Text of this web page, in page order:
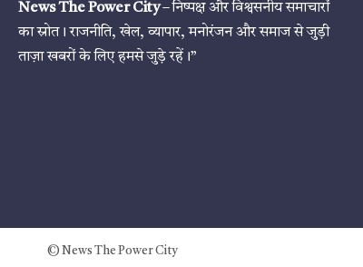
News The Power City– निष्पक्ष और विश्वसनीय समाचारों
का स्रोत। राजनीति, खेल, व्यापार, मनोरंजन और समाज से जुड़ी
ताज़ा खबरों के लिए हमसे जुड़े रहें।”
© News The Power City